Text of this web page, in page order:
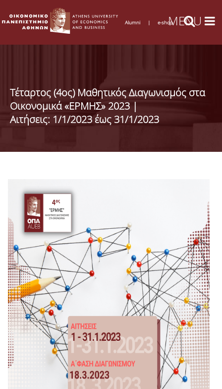
Alumni | e-shop
Τέταρτος (4ος) Μαθητικός Διαγωνισμός στα
Οικονομικά «ΕΡΜΗΣ» 2023 |
Αιτήσεις: 1/1/2023 έως 31/1/2023